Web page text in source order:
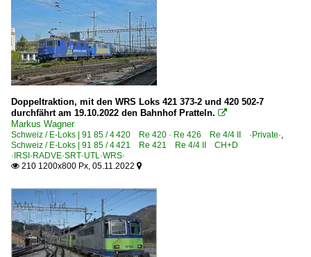
Doppeltraktion, mit den WRS Loks 421 373-2 und 420 502-7
durchfährt am 19.10.2022 den Bahnhof Pratteln. 
Markus Wagner
Schweiz / E-Loks | 91 85 / 4 420 Re 420 · Re 426 Re 4/4 II ·Private·,
Schweiz / E-Loks | 91 85 / 4 421 Re 421 Re 4/4 II CH+D
·IRSI·RADVE·SRT·UTL·WRS·
 210 1200x800 Px, 05.11.2022 